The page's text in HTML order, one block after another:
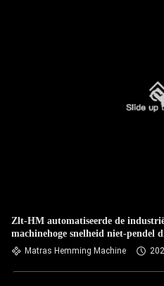
Zlt-HM automatiseerde de
machinehoge snelheid niet-pendel
dekbedden en dekbedden werken
Matras Hemming Machine